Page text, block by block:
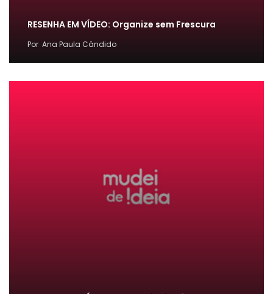
RESENHA EM VÍDEO: Organize sem Frescura
Por Ana Paula Cândido